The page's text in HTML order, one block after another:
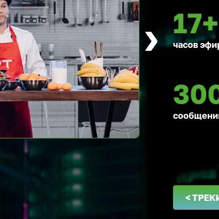
› 17+
часов
<